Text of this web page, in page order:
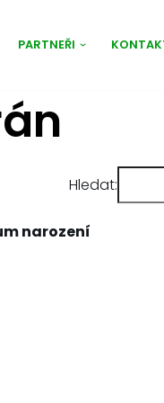
PARTNEŘI
Hledat:
narození